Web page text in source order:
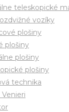
teleskopické
vozíky
plošiny
plošiny
plošiny
plošiny
technika